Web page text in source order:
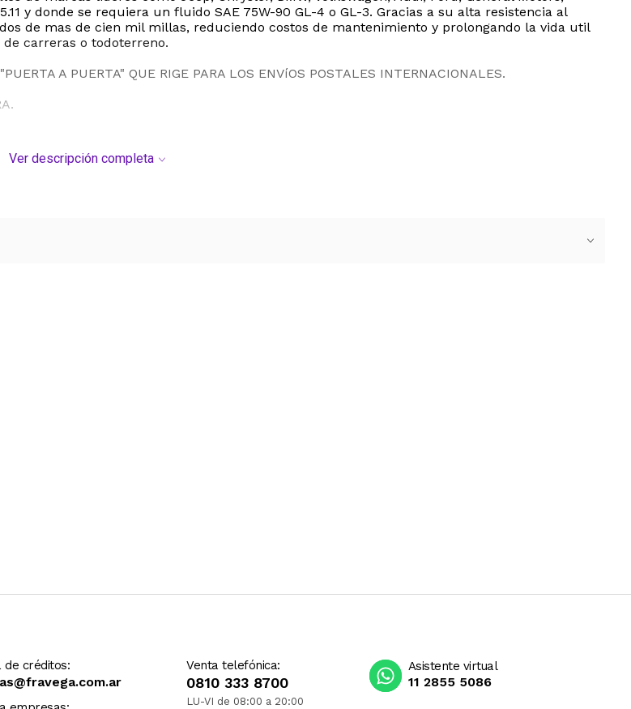
y donde se requiera un fluido SAE 75W-90 GL-4 o GL-3. Gracias a su alta resistencia al
de mas de cien mil millas, reduciendo costos de mantenimiento y prolongando la vida util
carreras o todoterreno.
A PUERTA" QUE RIGE PARA LOS ENVíOS POSTALES INTERNACIONALES.
Ver descripción completa
de créditos: Venta telefónica:
0810 333 8700
LU-VI de 08:00 a 20:00
Asistente virtual
11 2855 5086